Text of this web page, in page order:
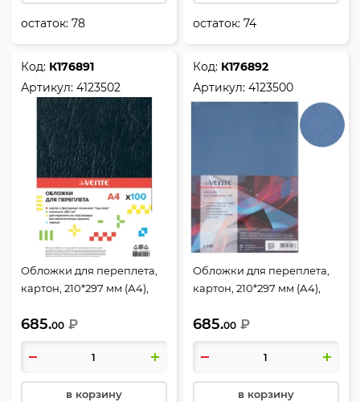
остаток:78 остаток:74
Код: К176891
Артикул:4123502
Обложки для переплета,
картон, 210*297 мм (А4),
фактура кожа, 100 шт,
deVENTE
685.00 ₽
в корзину
Код: К176892
Артикул:4123500
Обложки для переплета,
картон, 210*297 мм (А4),
кожа, 100 шт, deVENTE
685.00 ₽
в корзину